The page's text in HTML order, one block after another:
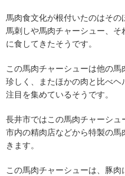
馬肉食文化が根付いたのはそ
馬刺しや馬肉チャーシュー、
に食してきたそうです。
この馬肉チャーシューは他の
珍しく、またほかの肉と比べ
注目を集めているそうです。
長井市ではこの馬肉チャーシュ
市内の精肉店などから特製の
きます。
この馬肉チャーシューは、豚